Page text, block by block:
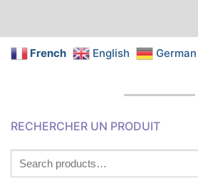
French English German
RECHERCHER UN PRODUIT
Search
for: